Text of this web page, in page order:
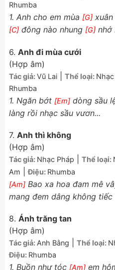
Rhumba
1. Anh cho em mùa [G]
[C] đông nào nhung [G] nhớ
6. Anh đi mùa cưới
(Hợp âm)
Tác giả:Vũ Lai Thể loại:
Rhumba
1. Ngăn bớt [Em] dòng sầu
làng rồi nhạc sầu vươn...
7. Anh thì không
(Hợp âm)
Tác giả: Nhạc Pháp Thể loại:
Am
|Điệu: Rhumba
[Am] Bao xa hoa đam mê
mang đem dâng không tiếc
8. Ánh trăng tan
(Hợp âm)
Tác giả: Anh Bằng Thể loại:
Điệu: Rhumba
1. Buồn như tóc [Am] em